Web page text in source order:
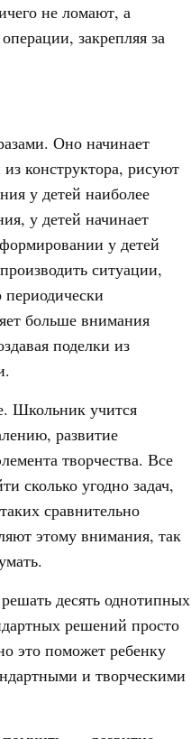
не ломают, а
закрепляя за
Оно начинает
конструктора, рисуют
у детей наиболее
у детей начинает
у детей
ситуации,
больше внимания
поделки из
Школьник учится
развитие
творчества. Все
сколько угодно задач,
сравнительно
этому внимания, так
десять однотипных
решений просто
это поможет ребенку
и творческими